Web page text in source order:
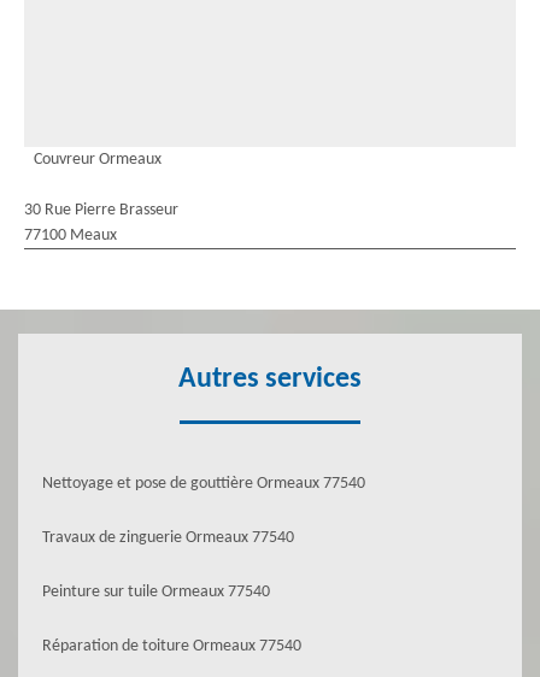
Couvreur Ormeaux
30 Rue Pierre Brasseur
77100 Meaux
Autres services
Nettoyage et pose de gouttière Ormeaux 77540
Travaux de zinguerie Ormeaux 77540
Peinture sur tuile Ormeaux 77540
Réparation de toiture Ormeaux 77540